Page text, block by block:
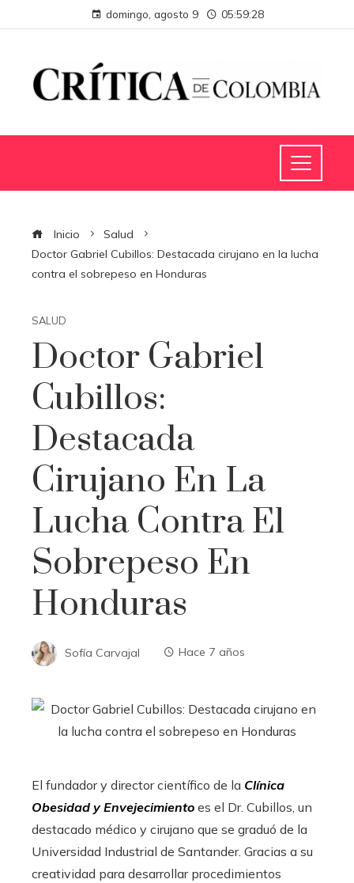
domingo, agosto 9 05:59:29
Inicio
Salud
Doctor Gabriel Cubillos: Destacada cirujano en la lucha
contra el sobrepeso en Honduras
SALUD
Doctor Gabriel
Cubillos:
Destacada
Cirujano En La
Lucha Contra El
Sobrepeso En
Honduras
Sofía Carvajal Hace 7 años
El fundador y director científico de la Clínica
Obesidad y Envejecimiento es el Dr. Cubillos, un
destacado médico y cirujano que se graduó de la
Universidad Industrial de Santander. Gracias a su
creatividad para desarrollar procedimientos